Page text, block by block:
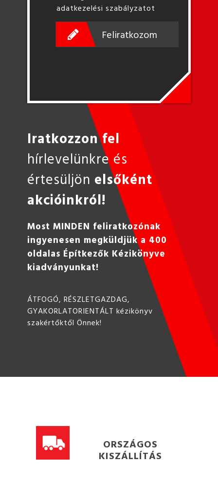
adatkezelési szabályzatot
Feliratkozom
Iratkozzon fel
hírlevelünkre és
értesüljön elsőként
akcióinkról!
Most MINDEN feliratkozónak
ingyenesen megküldjük a 400
oldalas Építkezők Kézikönyve
kiadványunkat!
ÁTFOGÓ, RÉSZLETGAZDAG,
GYAKORLATORIENTÁLT kézikönyv
szakértőktől Önnek!
ORSZÁGOS
KISZÁLLÍTÁS